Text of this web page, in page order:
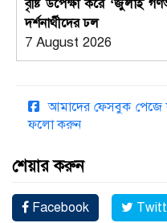
বৃষ্টি উপেক্ষা করে ‘জুলাই
দর্শনার্থীদের ঢল
7 August 2026
আমাদের ফেসবুক পেজে
ফলো করুন
শেয়ার করুন
Facebook